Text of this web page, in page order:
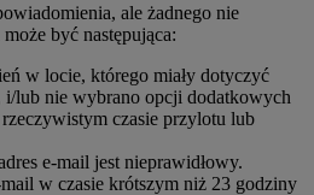
ale żadnego nie
być następująca:
w locie, którego miały dotyczyć
i/lub nie wybrano opcji dodatkowych
czasie przylotu lub
e-mail jest nieprawidłowy.
mail w czasie krótszym niż 23 godziny